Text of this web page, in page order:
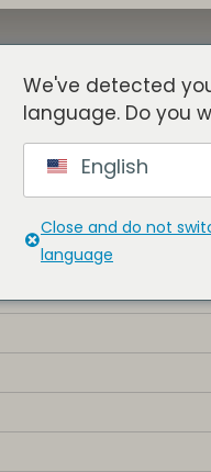
Acerca De
We've detected
language. Do you
English
Close and do not
language